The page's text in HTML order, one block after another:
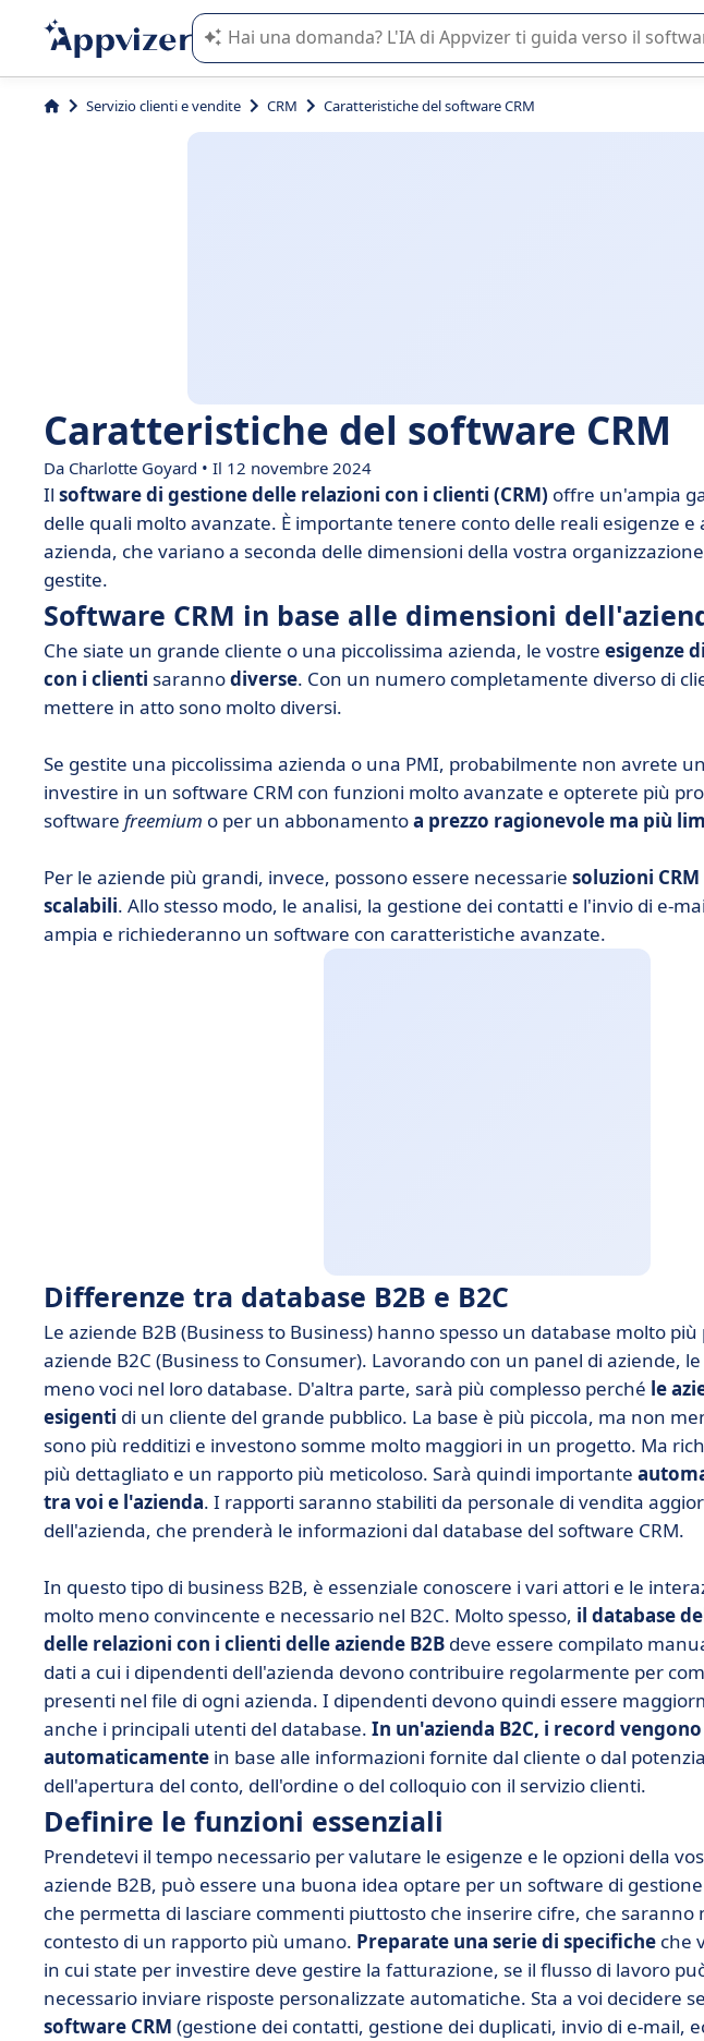
L'IA di Appvizer vi guida nell'utilizzo o nella scelta di un software
Servizio clienti e vendite CRM Caratteristiche del software CRM
Caratteristiche del software CRM
Da Charlotte Goyard • Il 12 novembre 2024
Il software di gestione delle relazioni con i clienti (CRM) offre un'ampia
delle quali molto avanzate. È importante tenere conto delle reali esigenze
azienda, che variano a seconda delle dimensioni della vostra
gestite.
Software CRM in base alle dimensioni
Che siate un grande cliente o una piccolissima azienda, le vostre esigenze
con i clienti sarannodiverse. Con un numero completamente diverso di
mettere in atto sono molto diversi.
Se gestite una piccolissima azienda o una PMI, probabilmente non avrete
investire in un software CRM con funzioni molto avanzate e opterete più
software freemium o per un abbonamentoa prezzo ragionevole ma più
Per le aziende più grandi, invece, possono essere necessarie soluzioni
scalabili. Allo stesso modo, le analisi, la gestione dei contatti e l'invio di e-
ampia e richiederanno un software con caratteristiche avanzate.
Differenze tra database B2B e B2C
Le aziende B2B (Business to Business) hanno spesso un database molto
aziende B2C (Business to Consumer). Lavorando con un panel di aziende,
meno voci nel loro database. D'altra parte, sarà più complesso perché le
esigenti di un cliente del grande pubblico. La base è più piccola, ma non
sono più redditizi e investono somme molto maggiori in un progetto. Ma
più dettagliato e un rapporto più meticoloso. Sarà quindi importante
tra voi e l'azienda. I rapporti saranno stabiliti da personale di vendita
dell'azienda, che prenderà le informazioni dal database del software CRM.
In questo tipo di business B2B, è essenziale conoscere i vari attori e le
molto meno convincente e necessario nel B2C. Molto spesso, il database
delle relazioni con i clienti delle aziende B2B deve essere compilato
dati a cui i dipendenti dell'azienda devono contribuire regolarmente per
presenti nel file di ogni azienda. I dipendenti devono quindi essere
anche i principali utenti del database. In un'azienda B2C, i record
automaticamente in base alle informazioni fornite dal cliente o dal
dell'apertura del conto, dell'ordine o del colloquio con il servizio clienti.
Definire le funzioni essenziali
Prendetevi il tempo necessario per valutare le esigenze e le opzioni della
aziende B2B, può essere una buona idea optare per un software di
che permetta di lasciare commenti piuttosto che inserire cifre, che saranno
contesto di un rapporto più umano. Preparate una serie di specifiche che
in cui state per investire deve gestire la fatturazione, se il flusso di lavoro
necessario inviare risposte personalizzate automatiche. Sta a voi decidere
software CRM (gestione dei contatti, gestione dei duplicati, invio di e-mail,